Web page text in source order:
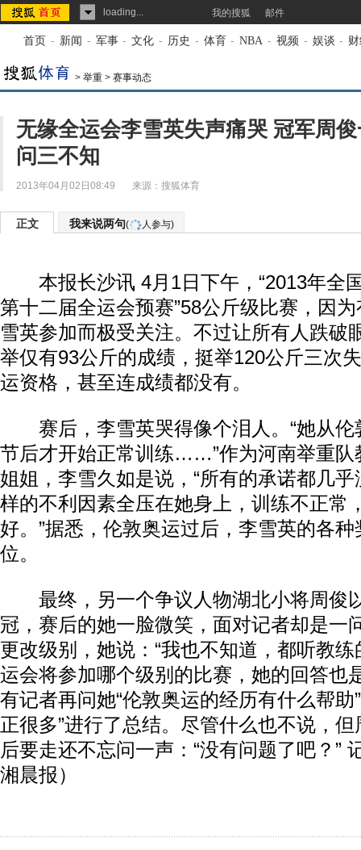
loading... 我的搜狐 邮件
首页 - 新闻 - 军事 - 文化 - 历史 - 体育 - NBA - 视频 - 娱谈 -
> 举重 > 赛事动态
无缘全运会李雪英失声痛哭 冠军周
问三不知
2013年04月02日08:49 来源： 搜狐体育
正文 我来说两句( 人参与)
本报长沙讯 4月1日下午，“2013年全
第十二届全运会预赛”58公斤级比赛，因
雪英参加而极受关注。不过让所有人跌破
举仅有93公斤的成绩，挺举120公斤三次
运资格，甚至连成绩都没有。
赛后，李雪英哭得像个泪人。“她从伦
节后才开始正常训练……”作为河南举重队
姐姐，李雪久如是说，“所有的承诺都几
样的不利因素全压在她身上，训练不正常
好。”据悉，伦敦奥运过后，李雪英的各
位。
最终，另一个争议人物湖北小将周俊
冠，赛后的她一脸微笑，面对记者却是一
更改级别，她说：“我也不知道，都听教练
运会将参加哪个级别的比赛，她的回答也
有记者再问她“伦敦奥运的经历有什么帮助
正很多”进行了总结。尽管什么也不说，
后要走还不忘问一声：“没有问题了吧？”
湘晨报）